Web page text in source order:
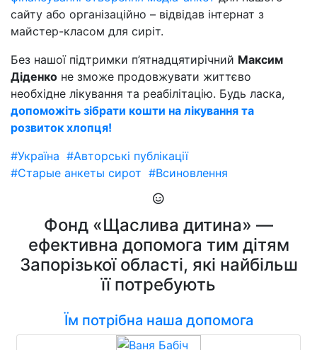
сайту або організаційно – відвідав інтернат з
майстер-класом для сиріт.
Без нашої підтримки п’ятнадцятирічний Максим
Діденко не зможе продовжувати життєво
необхідне лікування та реабілітацію. Будь ласка,
допоможіть зібрати кошти на лікування та
розвиток хлопця!
#Україна #Авторські публікації
#Старые анкеты сирот #Всиновлення
Фонд «Щаслива дитина» —
ефективна допомога тим дітям
Запорізької області, які найбільш
її потребують
Їм потрібна наша допомога